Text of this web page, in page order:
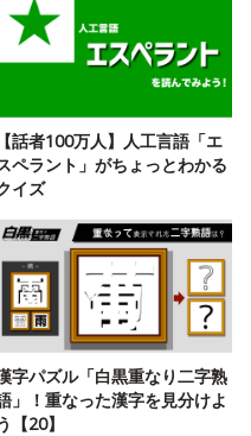
【話者100万人】人工言語「エ
ペラント」がちょっとわかる
イズ
字パズル「白黒重なり二字熟
」！重なった漢字を見分けよ
【20】